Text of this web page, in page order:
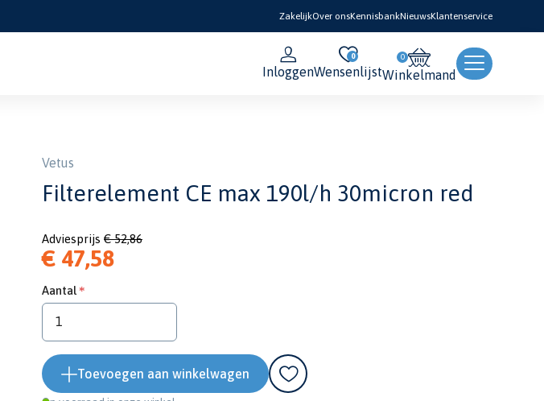
ZakelijkOver onsKennisbankNieuwsKlantenservice
Inloggen
0
WensenlijstWinkelmand
Vetus
Filterelement CE max 190l/h 30micron red
Adviesprijs € 52,86
€ 47,58
Aantal
Toevoegen aan winkelwagen